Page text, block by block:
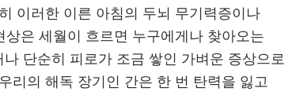
이러한 이른 아침의 두뇌 무기력증이나
은 세월이 흐르면 누구에게나 찾아오는
단순히 피로가 조금 쌓인 가벼운 증상으로
리의 해독 장기인 간은 한 번 탄력을 잃고